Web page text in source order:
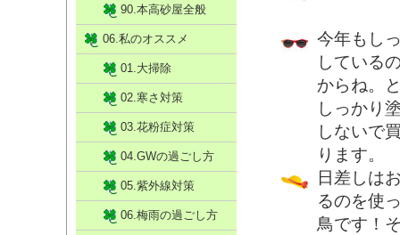
今年もし
している
からね。
しっかり
しないで
ります。
日差しは
るのを使
鳥です！
90.本高砂屋全般
06.私のオススメ
01.大掃除
02.寒さ対策
03.花粉症対策
04.GWの過ごし方
05.紫外線対策
06.梅雨の過ごし方